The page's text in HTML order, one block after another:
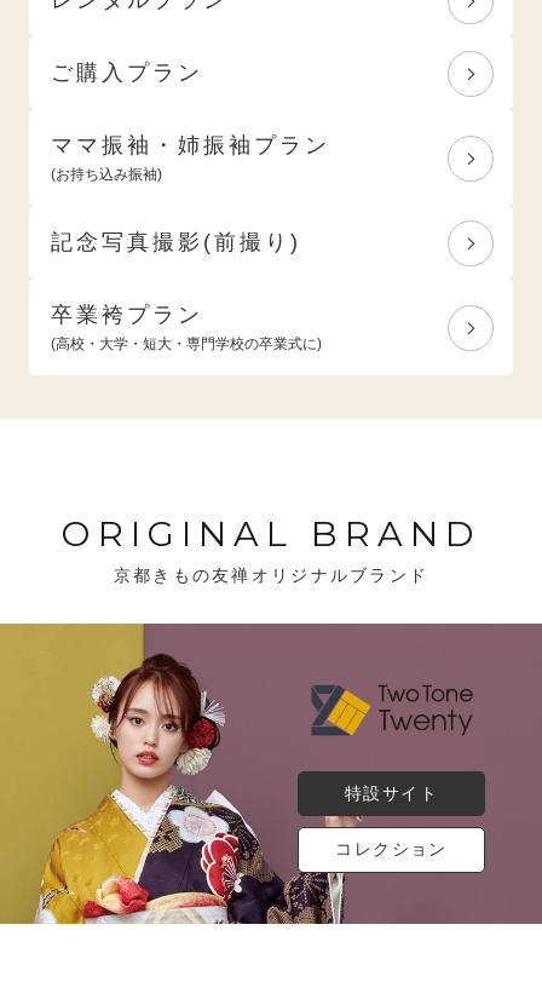
ご購入プラン
ママ振袖・姉振袖プラン
(お持ち込み振袖)
記念写真撮影(前撮り)
卒業袴プラン
(高校・大学・短大・専門学校の卒業式に)
ORIGINAL BRAND
京都きもの友禅オリジナルブランド
特設サイト
コレクション